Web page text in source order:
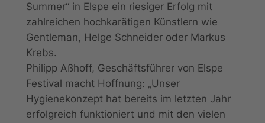
Summer“ in Elspe ein riesiger Erfolg mit
zahlreichen hochkarätigen Künstlern wie
Gentleman, Helge Schneider oder Markus
Krebs.
Philipp Aßhoff, Geschäftsführer von Elspe
Festival macht Hoffnung: „Unser
Hygienekonzept hat bereits im letzten Jahr
erfolgreich funktioniert und mit den vielen